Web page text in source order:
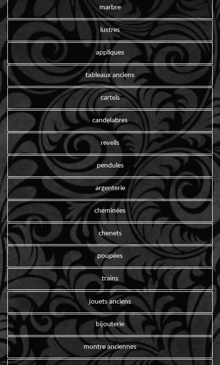
marbre
lustres
appliques
tableaux anciens
cartels
candelabres
reveils
pendules
argenterie
cheminées
chenets
poupées
trains
jouets anciens
bijouterie
montre anciennes